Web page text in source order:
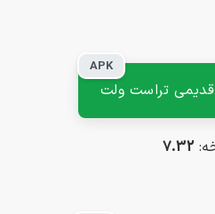
APK
قدیمی تراست ولت
7.32